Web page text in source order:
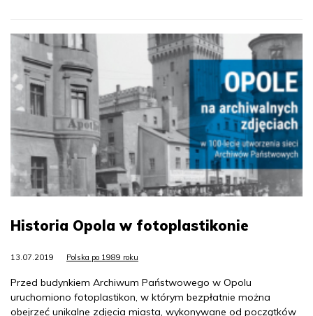
Historia Opola w fotoplastikonie
13.07.2019 Polska po 1989 roku
Przed budynkiem Archiwum Państwowego w Opolu
uruchomiono fotoplastikon, w którym bezpłatnie można
obejrzeć unikalne zdjęcia miasta, wykonywane od początków